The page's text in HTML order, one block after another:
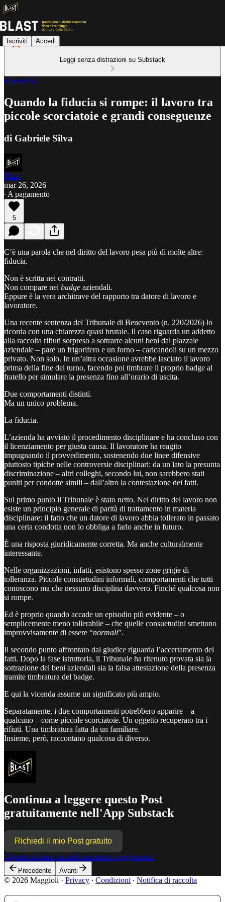
Iscriviti Accedi
Leggi senza distrazioni su Substack
Economia
Quando la fiducia si rompe: il lavoro tra
piccole scorciatoie e grandi conseguenze
di Gabriele Silva
Blast
mar 26, 2026
∙ A pagamento
5
C’è una parola che nel diritto del lavoro pesa più di molte altre:
fiducia.
Non è scritta nei contratti.
Non compare nei badge aziendali.
Eppure è la vera architrave del rapporto tra datore di lavoro e
lavoratore.
Una recente sentenza del Tribunale di Benevento (n. 220/2026) lo
ricorda con una chiarezza quasi brutale. Il caso riguarda un addetto
alla raccolta rifiuti sorpreso a sottrarre alcuni beni dal piazzale
aziendale – pare un frigorifero e un forno – caricandoli su un mezzo
privato. Non solo. In un’altra occasione avrebbe lasciato il lavoro
prima della fine del turno, facendo poi timbrare il proprio badge al
fratello per simulare la presenza fino all’orario di uscita.
Due comportamenti distinti.
Ma un unico problema.
La fiducia.
L’azienda ha avviato il procedimento disciplinare e ha concluso con
il licenziamento per giusta causa. Il lavoratore ha reagito
impugnando il provvedimento, sostenendo due linee difensive
piuttosto tipiche nelle controversie disciplinari: da un lato la presunta
discriminazione – altri colleghi, secondo lui, non sarebbero stati
puniti per condotte simili – dall’altro la contestazione dei fatti.
Sul primo punto il Tribunale è stato netto. Nel diritto del lavoro non
esiste un principio generale di parità di trattamento in materia
disciplinare: il fatto che un datore di lavoro abbia tollerato in passato
una certa condotta non lo obbliga a farlo anche in futuro.
È una risposta giuridicamente corretta. Ma anche culturalmente
interessante.
Nelle organizzazioni, infatti, esistono spesso zone grigie di
tolleranza. Piccole consuetudini informali, comportamenti che tutti
conoscono ma che nessuno disciplina davvero. Finché qualcosa non
si rompe.
Ed è proprio quando accade un episodio più evidente – o
semplicemente meno tollerabile – che quelle consuetudini smettono
improvvisamente di essere “normali”.
Il secondo punto affrontato dal giudice riguarda l’accertamento dei
fatti. Dopo la fase istruttoria, il Tribunale ha ritenuto provata sia la
sottrazione dei beni aziendali sia la falsa attestazione della presenza
tramite timbratura del badge.
E qui la vicenda assume un significato più ampio.
Separatamente, i due comportamenti potrebbero apparire – a
qualcuno – come piccole scorciatoie. Un oggetto recuperato tra i
rifiuti. Una timbratura fatta da un familiare.
Insieme, però, raccontano qualcosa di diverso.
Continua a leggere questo Post
gratuitamente nell'App Substack
Richiedi il mio Post gratuito
Oppure acquista un abbonamento a pagamento.
Precedente Avanti
© 2026 Maggioli · Privacy ∙ Condizioni ∙ Notifica di raccolta